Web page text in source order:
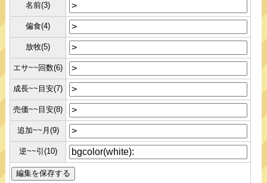
名前(3)
偏食(4)
放牧(5)
エサ~~回数(6)
成長~~目安(7)
売価~~目安(8)
追加~~月(9)
逆~~引(10)